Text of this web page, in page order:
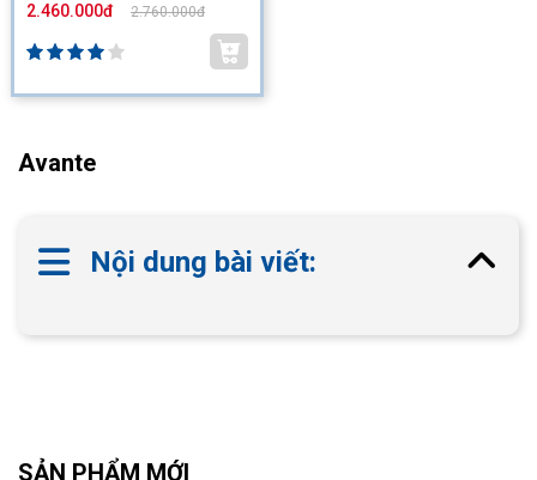
2.460.000đ 2.760.000đ
Avante
Nội dung bài viết:
SẢN PHẨM MỚI